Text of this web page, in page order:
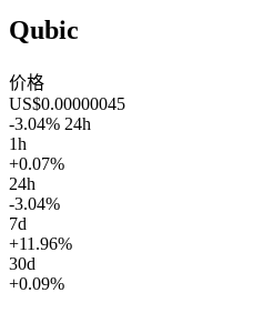
Qubic
价格
US$0.00000045
-3.04% 24h
1h
+0.07%
24h
-3.04%
7d
+11.96%
30d
+0.09%